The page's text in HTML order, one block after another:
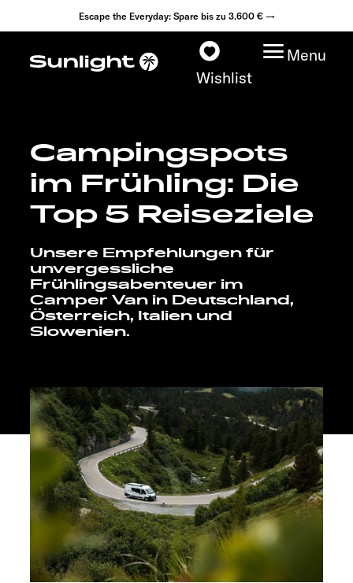
Escape the Everyday: Spare bis zu 3.600 € →
Wishlist
Menu
Modelle
Konfigurator
Fahrzeugfinder
Händlersuche
Explore
Campingspots
im Frühling: Die
Top 5 Reiseziele
Unsere Empfehlungen für
unvergessliche
Frühlingsabenteuer im
Camper Van in Deutschland,
Österreich, Italien und
Slowenien.